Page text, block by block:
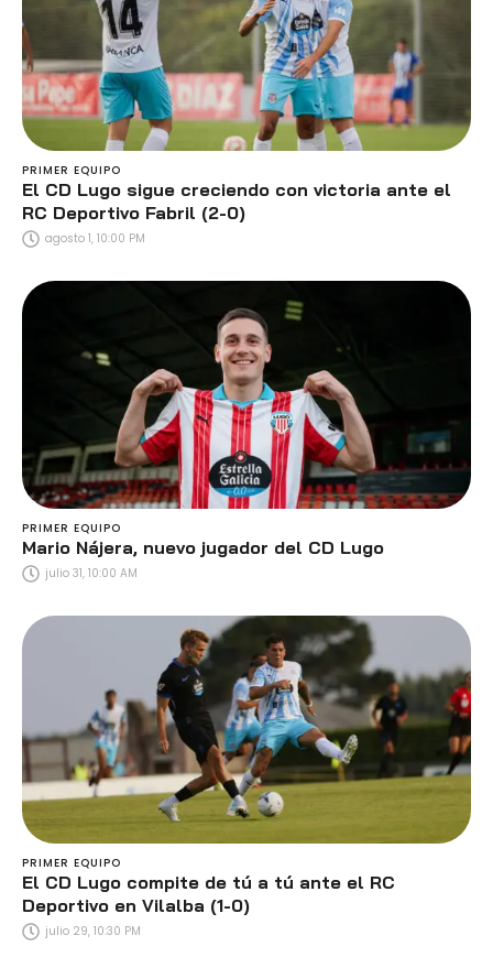
PRIMER EQUIPO
El CD Lugo sigue creciendo con victoria ante el
RC Deportivo Fabril (2-0)
agosto 1, 10:00 PM
PRIMER EQUIPO
Mario Nájera, nuevo jugador del CD Lugo
julio 31, 10:00 AM
PRIMER EQUIPO
El CD Lugo compite de tú a tú ante el RC
Deportivo en Vilalba (1-0)
julio 29, 10:30 PM